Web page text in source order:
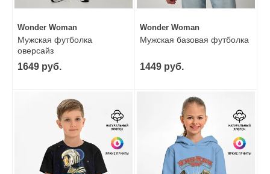
Wonder Woman
Мужская футболка
оверсайз
1649 руб.
Wonder Woman
Мужская базовая футболка
1449 руб.